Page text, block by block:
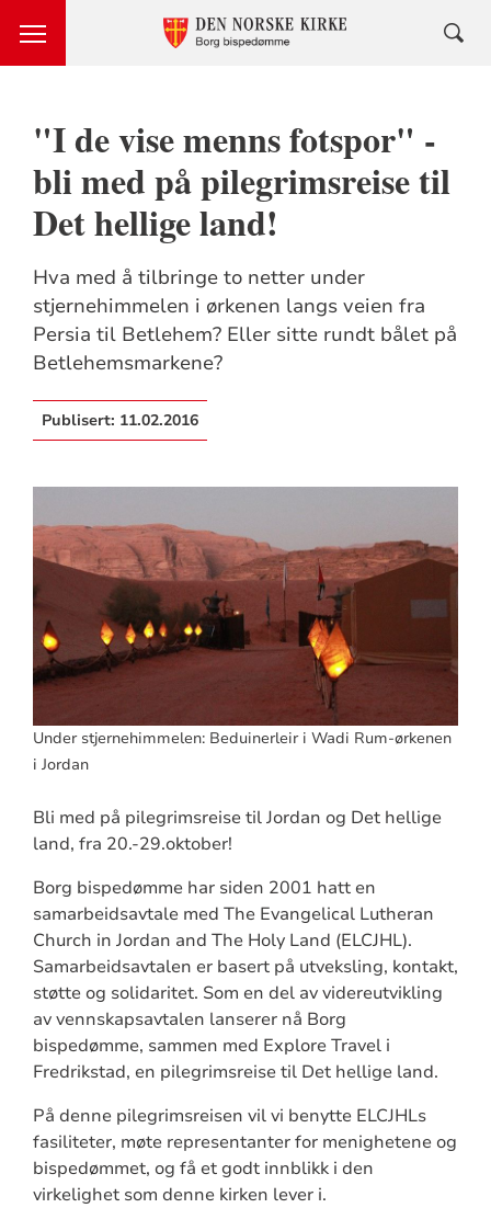
"I de vise menns fotspor" -
bli med på pilegrimsreise til
Det hellige land!
Hva med å tilbringe to netter under
stjernehimmelen i ørkenen langs veien fra
Persia til Betlehem? Eller sitte rundt bålet på
Betlehemsmarkene?
Publisert: 11.02.2016
Under stjernehimmelen: Beduinerleir i Wadi Rum-ørkenen
i Jordan
Bli med på pilegrimsreise til Jordan og Det hellige
land, fra 20.-29.oktober!
Borg bispedømme har siden 2001 hatt en
samarbeidsavtale med The Evangelical Lutheran
Church in Jordan and The Holy Land (ELCJHL).
Samarbeidsavtalen er basert på utveksling, kontakt,
støtte og solidaritet. Som en del av videreutvikling
av vennskapsavtalen lanserer nå Borg
bispedømme, sammen med Explore Travel i
Fredrikstad, en pilegrimsreise til Det hellige land.
På denne pilegrimsreisen vil vi benytte ELCJHLs
fasiliteter, møte representanter for menighetene og
bispedømmet, og få et godt innblikk i den
virkelighet som denne kirken lever i.